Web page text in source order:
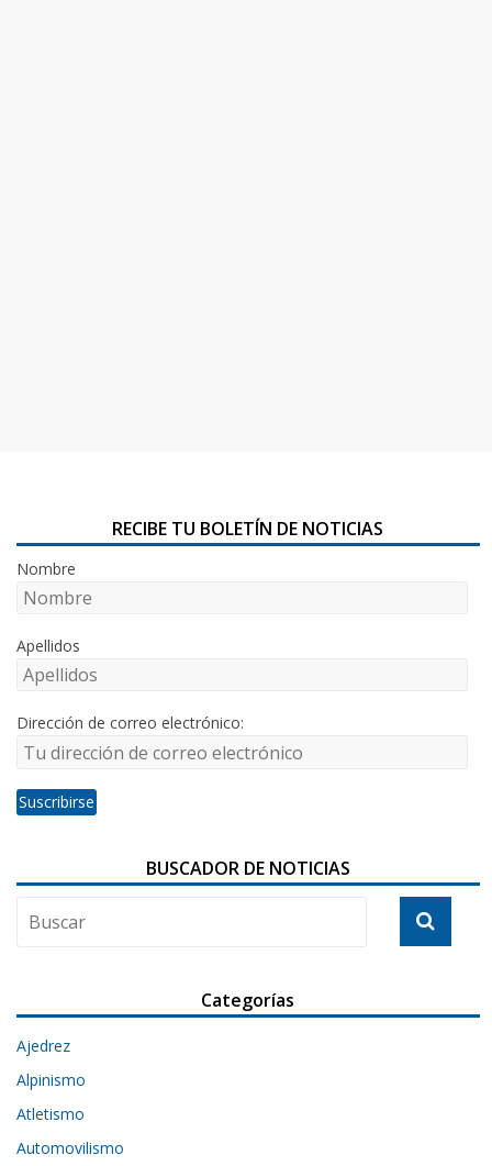
RECIBE TU BOLETÍN DE NOTICIAS
Nombre
Apellidos
Dirección de correo electrónico:
BUSCADOR DE NOTICIAS
Categorías
Ajedrez
Alpinismo
Atletismo
Automovilismo